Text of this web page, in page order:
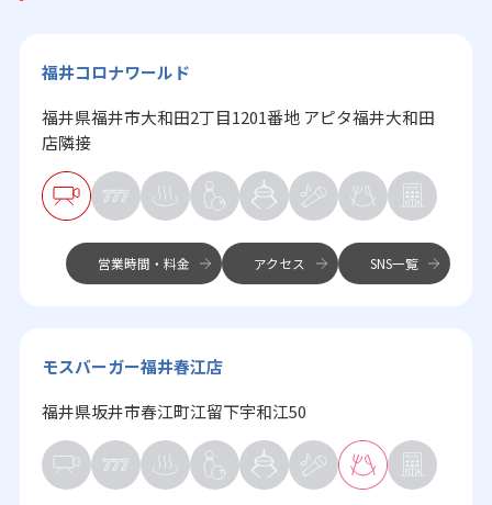
福井コロナワールド
福井県福井市大和田2丁目1201番地 アピタ福井大和田
店隣接
営業時間・料金 アクセス SNS一覧
モスバーガー福井春江店
福井県坂井市春江町江留下宇和江50